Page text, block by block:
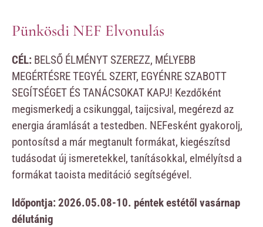
Pünkösdi NEF Elvonulás
CÉL: BELSŐ ÉLMÉNYT SZEREZZ, MÉLYEBB
MEGÉRTÉSRE TEGYÉL SZERT, EGYÉNRE SZABOTT
SEGÍTSÉGET ÉS TANÁCSOKAT KAPJ! Kezdőként
megismerkedj a csikunggal, taijcsival, megérezd az
energia áramlását a testedben. NEFesként gyakorolj,
pontosítsd a már megtanult formákat, kiegészítsd
tudásodat új ismeretekkel, tanításokkal, elmélyítsd a
formákat taoista meditáció segítségével.
Időpontja: 2026.05.08-10. péntek estétől vasárnap
délutánig